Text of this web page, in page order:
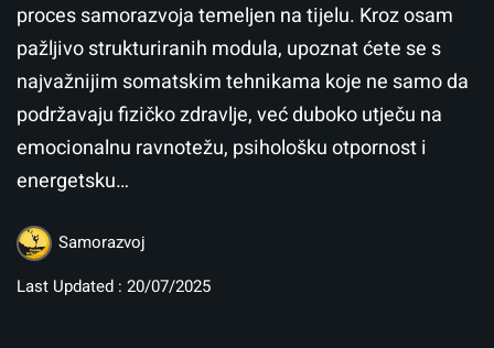
proces samorazvoja temeljen na tijelu. Kroz osam
pažljivo strukturiranih modula, upoznat ćete se s
najvažnijim somatskim tehnikama koje ne samo da
podržavaju fizičko zdravlje, već duboko utječu na
emocionalnu ravnotežu, psihološku otpornost i
energetsku…
Samorazvoj
Last Updated : 20/07/2025